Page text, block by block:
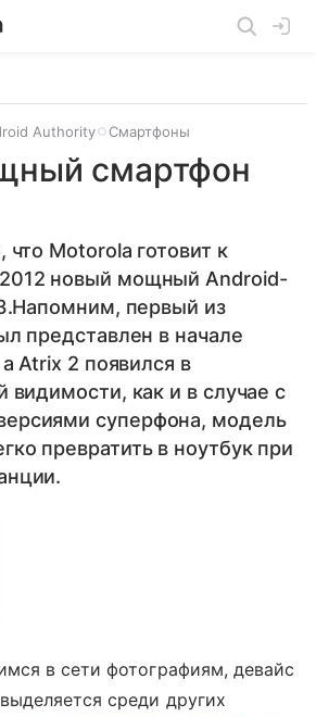
Authority Смартфоны
смартфон
что Motorola готовит к
2012 новый мощный Android-
первый из
представлен в начале
Atrix 2 появился в
видимости, как и в случае с
суперфона, модель
превратить в ноутбук при
в сети фотографиям, девайс
среди других